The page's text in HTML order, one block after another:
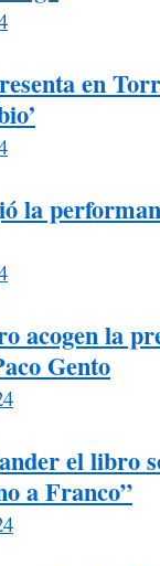
en
la
acogen la
Gento
el libro
a Franco”